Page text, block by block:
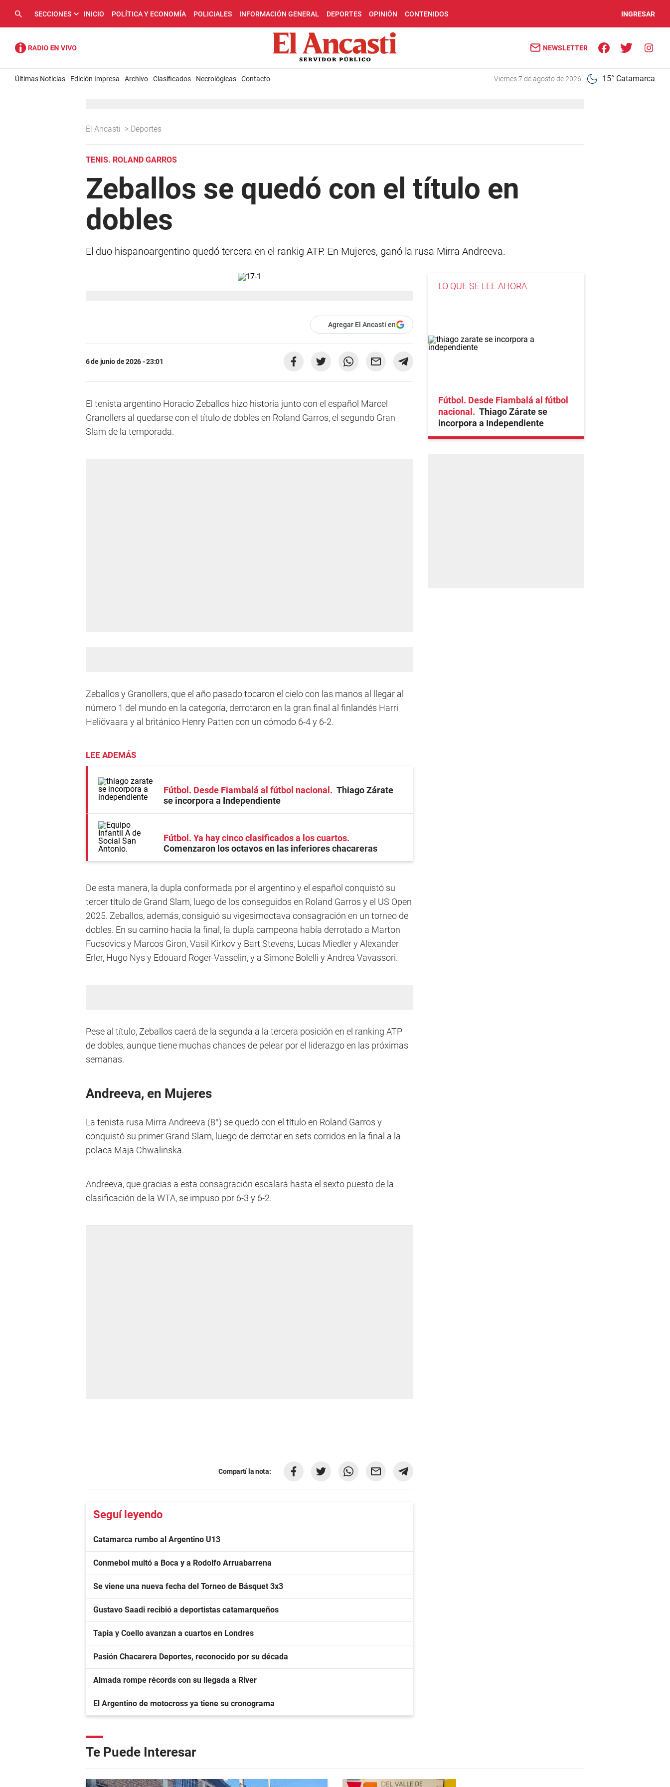
SECCIONES INICIO POLÍTICA Y ECONOMÍA POLICIALES INFORMACIÓN GENERAL DEPORTES OPINIÓN CONTENIDOS INGRESAR
NEWSLETTER
Últimas Noticias Edición Impresa Archivo Clasificados Necrológicas Contacto viernes 7 de agosto de 2026 15° Catamarca
El Ancasti > Deportes
TENIS. ROLAND GARROS
Zeballos se quedó con el título en
dobles
El duo hispanoargentino quedó tercera en el rankig ATP. En Mujeres, ganó la rusa Mirra Andreeva.
Agregar El Ancasti en
6 de junio de 2026 - 23:01
El tenista argentino Horacio Zeballos hizo historia junto con el español Marcel
Granollers al quedarse con el título de dobles en Roland Garros, el segundo Gran
Slam de la temporada.
Zeballos y Granollers, que el año pasado tocaron el cielo con las manos al llegar al
número 1 del mundo en la categoría, derrotaron en la gran final al finlandés Harri
Heliövaara y al británico Henry Patten con un cómodo 6-4 y 6-2.
LEE ADEMÁS
Fútbol. Desde Fiambalá al fútbol nacional
Thiago Zárate
se incorpora a Independiente
Fútbol. Ya hay cinco clasificados a los cuartos
Comenzaron los octavos en las inferiores chacareras
De esta manera, la dupla conformada por el argentino y el español conquistó su
tercer título de Grand Slam, luego de los conseguidos en Roland Garros y el US Open
2025. Zeballos, además, consiguió su vigesimoctava consagración en un torneo de
dobles. En su camino hacia la final, la dupla campeona había derrotado a Marton
Fucsovics y Marcos Giron, Vasil Kirkov y Bart Stevens, Lucas Miedler y Alexander
Erler, Hugo Nys y Edouard Roger-Vasselin, y a Simone Bolelli y Andrea Vavassori.
Pese al título, Zeballos caerá de la segunda a la tercera posición en el ranking ATP
de dobles, aunque tiene muchas chances de pelear por el liderazgo en las próximas
semanas.
Andreeva, en Mujeres
La tenista rusa Mirra Andreeva (8°) se quedó con el título en Roland Garros y
conquistó su primer Grand Slam, luego de derrotar en sets corridos en la final a la
polaca Maja Chwalinska.
Andreeva, que gracias a esta consagración escalará hasta el sexto puesto de la
clasificación de la WTA, se impuso por 6-3 y 6-2.
Compartí la nota:
Seguí leyendo
Catamarca rumbo al Argentino U13
Conmebol multó a Boca y a Rodolfo Arruabarrena
Se viene una nueva fecha del Torneo de Básquet 3x3
Gustavo Saadi recibió a deportistas catamarqueños
Tapia y Coello avanzan a cuartos en Londres
Pasión Chacarera Deportes, reconocido por su década
Almada rompe récords con su llegada a River
El Argentino de motocross ya tiene su cronograma
LO QUE SE LEE AHORA
Fútbol. Desde Fiambalá al fútbol
nacional
Thiago Zárate se
incorpora a Independiente
Te Puede Interesar